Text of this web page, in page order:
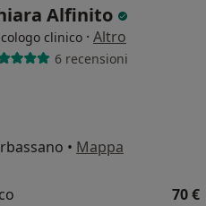
Alfinito
clinico · Altro
6 recensioni
• Mappa
70 €